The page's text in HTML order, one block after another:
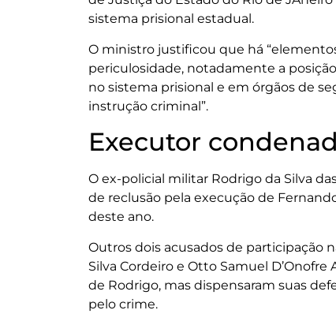
sistema prisional estadual.
O ministro justificou que há
periculosidade, notadamente a
no sistema prisional e em órgãos de
instrução criminal”.
Executor
O ex-policial militar Rodrigo da Silva
de reclusão pela execução de
deste ano.
Outros dois acusados de participação
Silva Cordeiro e Otto Samuel
de Rodrigo, mas dispensaram suas
pelo crime.